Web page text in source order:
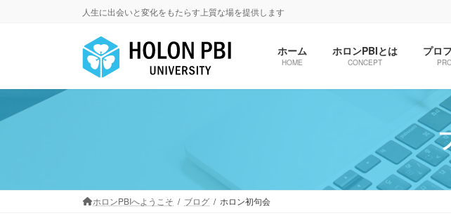
へ
キ
ョ
に
人生に出会いと変化をもたらす上質な場を提供します
ホーム
HOME
ホロンPBIとは
CONCEPT
プロ
ホロンPBIへようこそ ブログ ホロン初句会